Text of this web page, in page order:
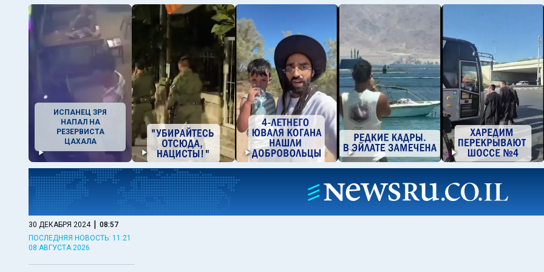
ИСПАНЕЦ ЗРЯ
НАПАЛ НА
РЕЗЕРВИСТА
ЦАХАЛА
30 ДЕКАБРЯ 2024 | 08:57
ПОСЛЕДНЯЯ НОВОСТЬ: 11:21
08 АВГУСТА 2026